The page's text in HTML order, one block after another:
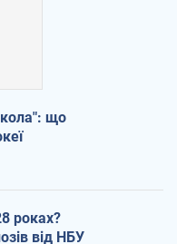
що
роках?
від НБУ